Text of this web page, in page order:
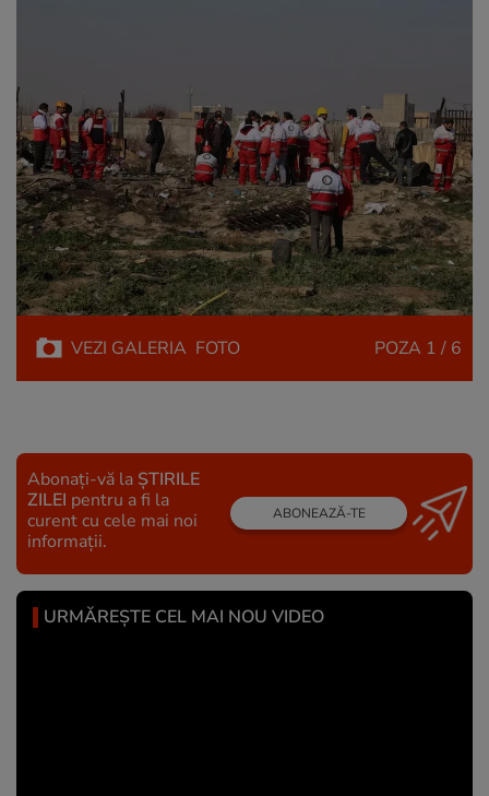
VEZI GALERIA FOTO POZA 1 / 6
Abonați-vă la ȘTIRILE
ZILEI pentru a fi la
curent cu cele mai noi
informații.
ABONEAZĂ-TE
URMĂREȘTE CEL MAI NOU VIDEO